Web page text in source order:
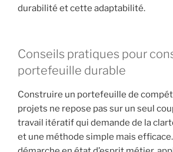
durabilité et cette adaptabilité.
Conseils pratiques pour
portefeuille durable
Construire un portefeuille de
projets ne repose pas sur un seul
travail itératif qui demande de la
et une méthode simple mais